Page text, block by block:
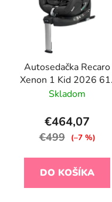
Autosedačka Recaro
Xenon 1 Kid 2026
125cm Fresh Black
Skladom
€464,07
€499 (–7 %)
DO KOŠÍKA